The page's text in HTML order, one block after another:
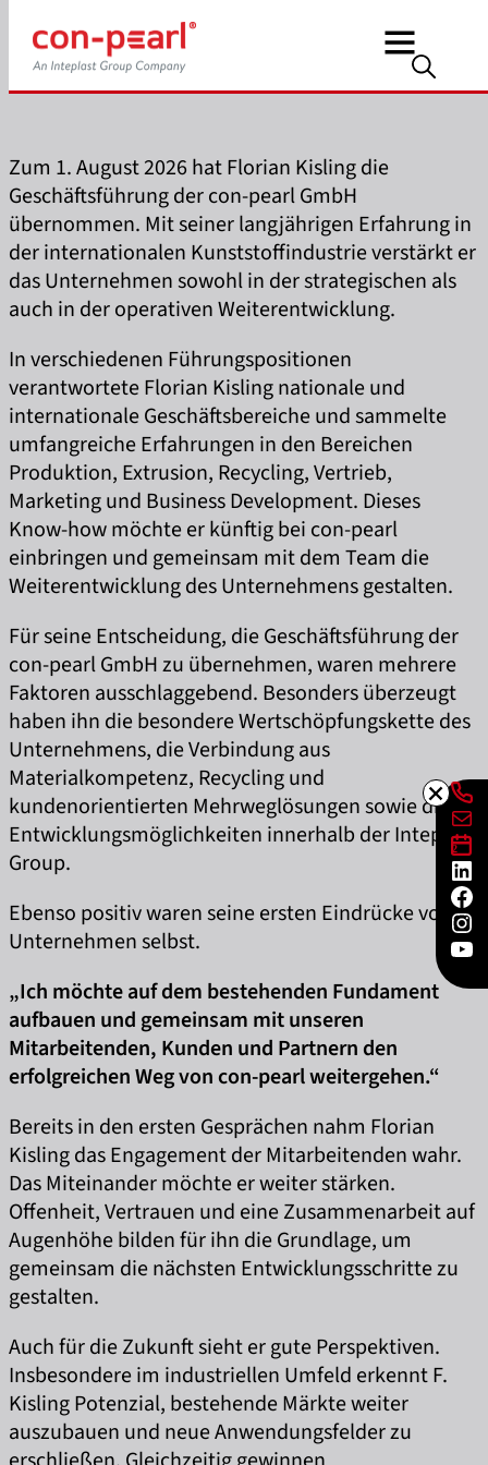
E-
Zum 1. August 2026 hat Florian Kisling die
Geschäftsführung der con-pearl GmbH
übernommen. Mit seiner langjährigen Erfahrung in
der internationalen Kunststoffindustrie verstärkt er
das Unternehmen sowohl in der strategischen als
auch in der operativen Weiterentwicklung.
In verschiedenen Führungspositionen
verantwortete Florian Kisling nationale und
internationale Geschäftsbereiche und sammelte
umfangreiche Erfahrungen in den Bereichen
Produktion, Extrusion, Recycling, Vertrieb,
Marketing und Business Development. Dieses
Know-how möchte er künftig bei con-pearl
einbringen und gemeinsam mit dem Team die
Weiterentwicklung des Unternehmens gestalten.
Für seine Entscheidung, die Geschäftsführung der
con-pearl GmbH zu übernehmen, waren mehrere
Faktoren ausschlaggebend. Besonders überzeugt
haben ihn die besondere Wertschöpfungskette des
Unternehmens, die Verbindung aus
Materialkompetenz, Recycling und
kundenorientierten Mehrweglösungen sowie die
Entwicklungsmöglichkeiten innerhalb der Inteplast
Group.
Ebenso positiv waren seine ersten Eindrücke vom
Unternehmen selbst.
„Ich möchte auf dem bestehenden Fundament
aufbauen und gemeinsam mit unseren
Mitarbeitenden, Kunden und Partnern den
erfolgreichen Weg von con-pearl weitergehen.“
Bereits in den ersten Gesprächen nahm Florian
Kisling das Engagement der Mitarbeitenden wahr.
Das Miteinander möchte er weiter stärken.
Offenheit, Vertrauen und eine Zusammenarbeit auf
Augenhöhe bilden für ihn die Grundlage, um
gemeinsam die nächsten Entwicklungsschritte zu
gestalten.
Auch für die Zukunft sieht er gute Perspektiven.
Insbesondere im industriellen Umfeld erkennt F.
Kisling Potenzial, bestehende Märkte weiter
auszubauen und neue Anwendungsfelder zu